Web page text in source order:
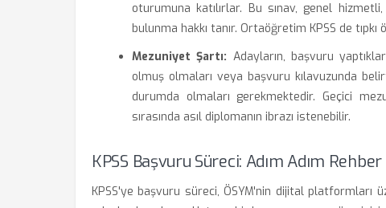
oturumuna katılırlar. Bu sınav, genel
bulunma hakkı tanır. Ortaöğretim KPSS de
Mezuniyet Şartı: Adayların, başvuru
olmuş olmaları veya başvuru kılavuzunda
durumda olmaları gerekmektedir. Geçici
sırasında asıl diplomanın ibrazı istenebilir.
KPSS Başvuru Süreci: Adım Adım Rehber
KPSS'ye başvuru süreci, ÖSYM'nin dijital